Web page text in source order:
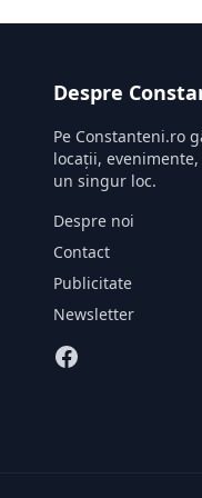
Despre
Pe Constanteni.ro
locații,
un singur loc.
Despre noi
Contact
Publicitate
Newsletter